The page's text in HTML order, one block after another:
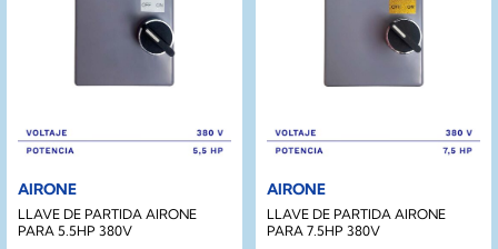
AIRONE
LLAVE DE PARTIDA AIRONE
PARA 5.5HP 380V
AIRONE
LLAVE DE PARTIDA AIRONE
PARA 7.5HP 380V